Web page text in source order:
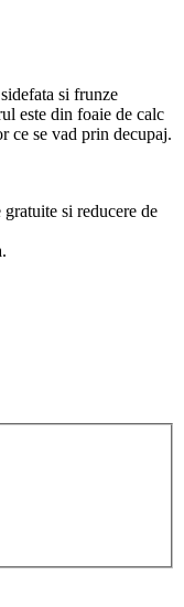
si frunze
este din foaie de calc
ce se vad prin decupaj.
si reducere de